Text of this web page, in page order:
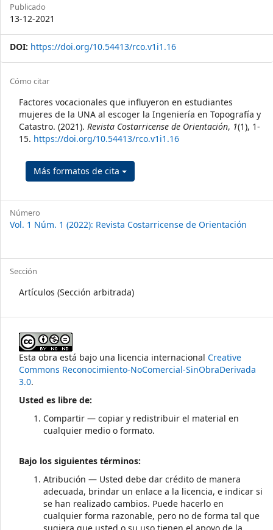
Publicado
13-12-2021
DOI: https://doi.org/10.54413/rco.v1i1.16
Cómo citar
Factores vocacionales que influyeron en estudiantes
mujeres de la UNA al escoger la Ingeniería en Topografía y
Catastro. (2021). Revista Costarricense de Orientación, 1(1), 1-
15. https://doi.org/10.54413/rco.v1i1.16
Más formatos de cita
Número
Vol. 1 Núm. 1 (2022): Revista Costarricense de Orientación
Sección
Artículos (Sección arbitrada)
Esta obra está bajo una licencia internacional Creative
Commons Reconocimiento-NoComercial-SinObraDerivada
3.0.
Usted es libre de:
Compartir — copiar y redistribuir el material en
cualquier medio o formato.
Bajo los siguientes términos:
Atribución — Usted debe dar crédito de manera
adecuada, brindar un enlace a la licencia, e indicar si
se han realizado cambios. Puede hacerlo en
cualquier forma razonable, pero no de forma tal que